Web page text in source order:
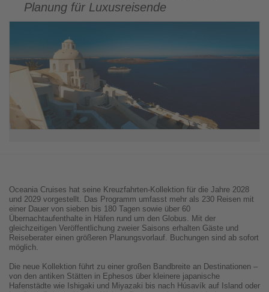
Planung für Luxusreisende
Oceania Cruises hat seine Kreuzfahrten-Kollektion für die Jahre 2028
und 2029 vorgestellt. Das Programm umfasst mehr als 230 Reisen mit
einer Dauer von sieben bis 180 Tagen sowie über 60
Übernachtaufenthalte in Häfen rund um den Globus. Mit der
gleichzeitigen Veröffentlichung zweier Saisons erhalten Gäste und
Reiseberater einen größeren Planungsvorlauf. Buchungen sind ab sofort
möglich.
Die neue Kollektion führt zu einer großen Bandbreite an Destinationen –
von den antiken Stätten in Ephesos über kleinere japanische
Hafenstädte wie Ishigaki und Miyazaki bis nach Húsavík auf Island oder